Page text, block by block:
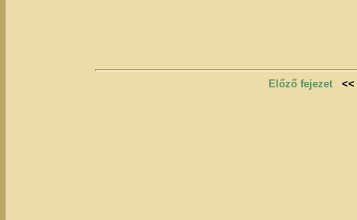
Előző fejezet <<